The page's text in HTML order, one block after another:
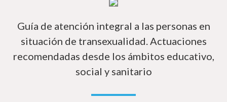
Guía de atención integral a las personas en
situación de transexualidad. Actuaciones
recomendadas desde los ámbitos educativo,
social y sanitario